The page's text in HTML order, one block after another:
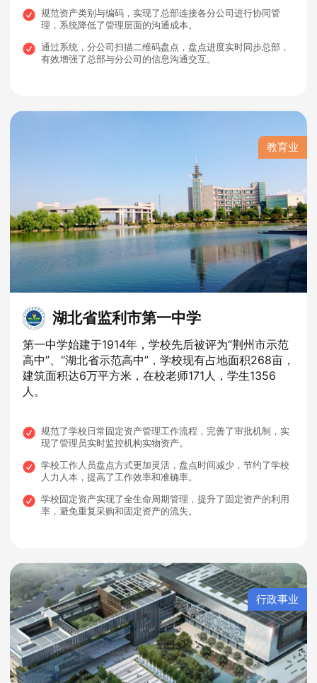
规范资产类别与编码，实现了总部连接各分公司进行协同管
理，系统降低了管理层面的沟通成本。
通过系统，分公司扫描二维码盘点，盘点进度实时同步总部，
有效增强了总部与分公司的信息沟通交互。
湖北省监利市第一中学
第一中学始建于1914年，学校先后被评为“荆州市示范
高中”、“湖北省示范高中”，学校现有占地面积268亩，
建筑面积达6万平方米，在校老师171人，学生1356
人。
规范了学校日常固定资产管理工作流程，完善了审批机制，实
现了管理员实时监控机构实物资产。
学校工作人员盘点方式更加灵活，盘点时间减少，节约了学校
人力人本，提高了工作效率和准确率。
学校固定资产实现了全生命周期管理，提升了固定资产的利用
率，避免重复采购和固定资产的流失。
教育业
行政事业